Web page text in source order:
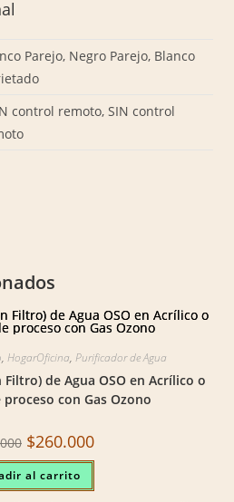
Parejo, Negro Parejo, Blanco
control remoto, SIN control
, HogarOficina, Purificador de Agua
de Agua OSO en Acrílico o
proceso con Gas Ozono
Original
price
was:
$350.000.
$260.000Current
is:
al carrito